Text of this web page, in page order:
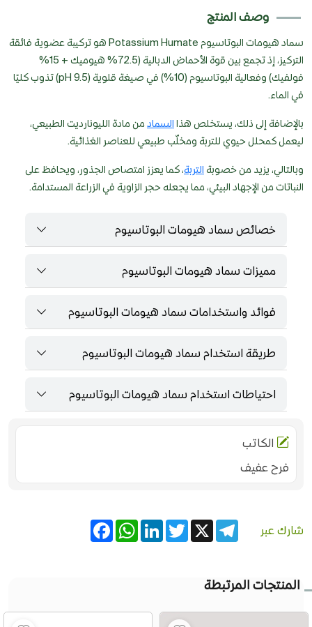
وصف المنتج
سماد هيومات البوتاسيوم Potassium Humate هو تركيبة عضوية فائقة
التركيز، إذ تجمع بين قوة الأحماض الدبالية (72.5% هيوميك + 15%
فولفيك) وفعالية البوتاسيوم (10%) في صيغة قلوية (pH 9.5) تذوب كليًا
في الماء.
بالإضافة إلى ذلك، يستخلص هذا السمادمن مادة الليونارديت الطبيعي،
ليعمل كمحلل حيوي للتربة ومخلّب طبيعي للعناصر الغذائية.
وبالتالي، يزيد من خصوبة التربة، كما يعزز امتصاص الجذور، ويحافظ على
النباتات من الإجهاد البيئي، مما يجعله حجر الزاوية في الزراعة المستدامة.
خصائص سماد هيومات البوتاسيوم
مميزات سماد هيومات البوتاسيوم
فوائد واستخدامات سماد هيومات البوتاسيوم
طريقة استخدام سماد هيومات البوتاسيوم
احتياطات استخدام سماد هيومات البوتاسيوم
الكاتب
فرح عفيف
شارك عبر FacebookWhatsAppLinkedInTwitter X
Telegram
المنتجات المرتبطة